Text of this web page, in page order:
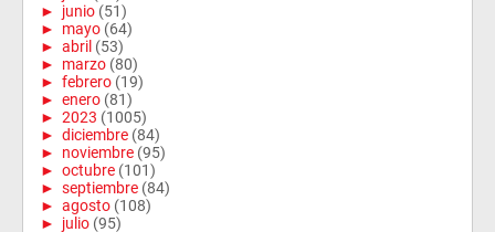
► junio (51)
► mayo (64)
► abril (53)
► marzo (80)
► febrero (19)
► enero (81)
► 2023 (1005)
► diciembre (84)
► noviembre (95)
► octubre (101)
► septiembre (84)
► agosto (108)
► julio (95)